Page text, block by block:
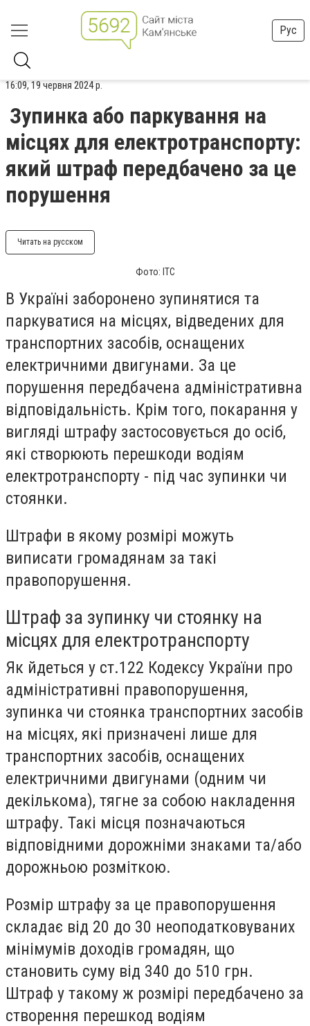
Рус
16:09, 19 червня 2024 р.
Зупинка або паркування на
місцях для електротранспорту:
який штраф передбачено за це
порушення
Читать на русском
Фото: ITC
В Україні заборонено зупинятися та
паркуватися на місцях, відведених для
транспортних засобів, оснащених
електричними двигунами. За це
порушення передбачена адміністративна
відповідальність. Крім того, покарання у
вигляді штрафу застосовується до осіб,
які створюють перешкоди водіям
електротранспорту - під час зупинки чи
стоянки.
Штрафи в якому розмірі можуть
виписати громадянам за такі
правопорушення.
Штраф за зупинку чи стоянку на
місцях для електротранспорту
Як йдеться у ст.122 Кодексу України про
адміністративні правопорушення,
зупинка чи стоянка транспортних засобів
на місцях, які призначені лише для
транспортних засобів, оснащених
електричними двигунами (одним чи
декількома), тягне за собою накладення
штрафу. Такі місця позначаються
відповідними дорожніми знаками та/або
дорожньою розміткою.
Розмір штрафу за це правопорушення
складає від 20 до 30 неоподатковуваних
мінімумів доходів громадян, що
становить суму від 340 до 510 грн.
Штраф у такому ж розмірі передбачено за
створення перешкод водіям